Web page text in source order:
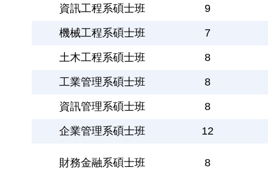
資訊工程系碩士班 9
機械工程系碩士班 7
土木工程系碩士班 8
工業管理系碩士班 8
資訊管理系碩士班 8
企業管理系碩士班 12
財務金融系碩士班 8